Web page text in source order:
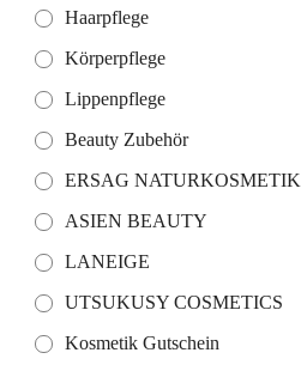
Haarpflege
Körperpflege
Lippenpflege
Beauty Zubehör
ERSAG NATURKOSMETIK
ASIEN BEAUTY
LANEIGE
UTSUKUSY COSMETICS
Kosmetik Gutschein